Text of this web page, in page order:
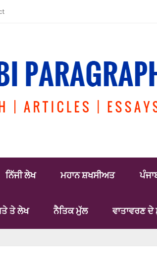
ਨਿੱਜੀ ਲੇਖ ਮਹਾਨ ਸ਼ਖਸੀਅਤ
ਤੇ ਲੇਖ ਨੈਤਿਕ ਮੁੱਲ ਵਾਤਾਵਰਣ ਦੇ